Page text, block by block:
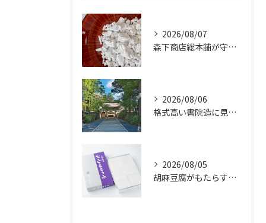
2026/08/07
森下商店総本舗が守り続ける伝統の胡麻豆腐に使う吉野葛の純度と効能
2026/08/06
格式高い書院造に見る金剛峯寺の中世から近世への変遷
2026/08/05
胡麻豆腐がもたらす美肌の秘密：ビタミンEと抗酸化成分の力